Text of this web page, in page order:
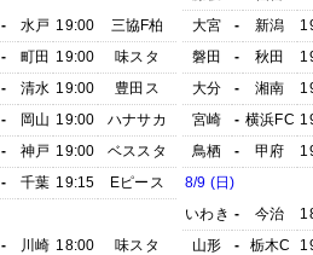
- 水戸 19:00
三協F柏
- 町田 19:00
味スタ
- 清水 19:00
豊田ス
- 岡山 19:00
ハナサカ
- 神戸 19:00
ベススタ
- 千葉 19:15
Eピース
- 川崎 18:00
味スタ
大宮
- 新潟
磐田
- 秋田
大分
- 湘南
宮崎
- 横浜FC
鳥栖
- 甲府
8/9 (日)
いわき - 今治
山形
- 栃木C